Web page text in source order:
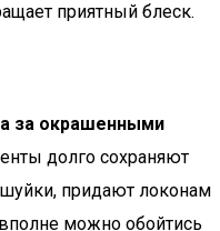
приятный блеск.
за окрашенными
долго сохраняют
придают локонам
можно обойтись